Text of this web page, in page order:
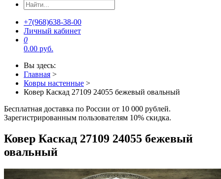
+7(968)638-38-00
Личный кабинет
0
0.00 руб.
Вы здесь:
Главная >
Ковры настенные >
Ковер Каскад 27109 24055 бежевый овальный
Бесплатная доставка по России от 10 000 рублей.
Зарегистрированным пользователям 10% скидка.
Ковер Каскад 27109 24055 бежевый
овальный